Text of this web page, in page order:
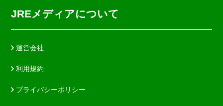
JREメディアについて
運営会社
利用規約
プライバシーポリシー